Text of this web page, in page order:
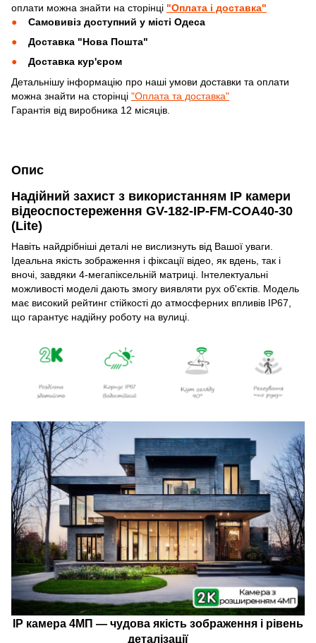
Опис
Надійний захист з використанням IP камери
відеоспостереження GV-182-IP-FM-COA40-30
(Lite)
Навіть найдрібніші деталі не вислизнуть від Вашої уваги.
Ідеальна якість зображення і фіксації відео, як вдень, так і
вночі, завдяки 4-мегапіксельній матриці. Інтелектуальні
можливості моделі дають змогу виявляти рух об'єктів. Модель
має високий рейтинг стійкості до атмосферних впливів IP67,
що гарантує надійну роботу на вулиці.
IP камера 4МП — чудова якість зображення і рівень
деталізації
оплати можна знайти на сторінці "Оплата і доставка"
Самовивіз доступний у місті Одеса
Доставка "Нова Пошта"
Доставка кур'єром
Детальнішу інформацію про наші умови доставки та оплати
можна знайти на сторінці "Оплата та доставка"
Гарантія від виробника 12 місяців.